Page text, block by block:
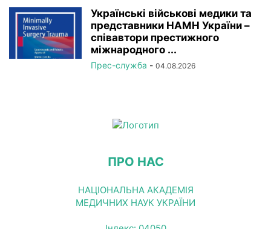
Українські військові медики та
представники НАМН України –
співавтори престижного
міжнародного ...
Прес-служба - 04.08.2026
ПРО НАС
НАЦІОНАЛЬНА АКАДЕМІЯ
МЕДИЧНИХ НАУК УКРАЇНИ